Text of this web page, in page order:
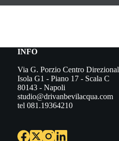
INFO
Via G. Porzio Centro
Isola G1 - Piano 17 - Scala C
80143 - Napoli
studio@drivanbevilacqua.com
tel 081.19364210